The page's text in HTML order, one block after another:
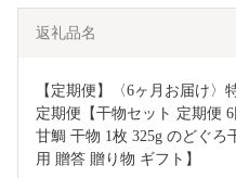
返礼品名
【定期便】〈6ヶ月お届け〉
定期便【干物セット 定期便
甘鯛 干物 1枚 325g のどぐ
用 贈答 贈り物 ギフト】